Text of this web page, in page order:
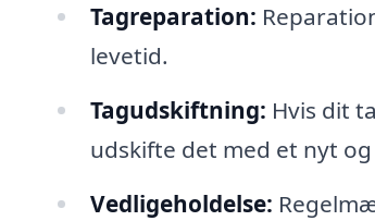
Tagreparation:
levetid.
Tagudskiftning: Hvis dit
udskifte det med et nyt
Vedligeholdelse: